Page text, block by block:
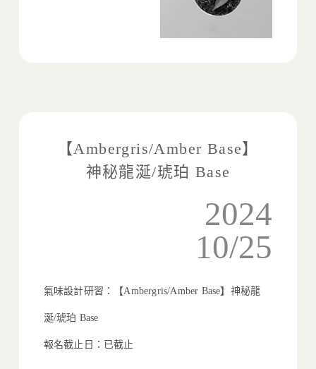
【Ambergris/Amber Base】
神秘龍涎/琥珀 Base
2024
10/25
氣味設計研習：【Ambergris/Amber Base】神秘龍
涎/琥珀 Base
報名截止日：已截止